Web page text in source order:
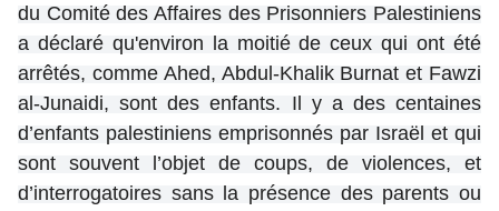
du Comité des Affaires des Prisonniers Palestiniens
a déclaré qu'environ la moitié de ceux qui ont été
arrêtés, comme Ahed, Abdul-Khalik Burnat et Fawzi
al-Junaidi, sont des enfants. Il y a des centaines
d’enfants palestiniens emprisonnés par Israël et qui
sont souvent l’objet de coups, de violences, et
d’interrogatoires sans la présence des parents ou